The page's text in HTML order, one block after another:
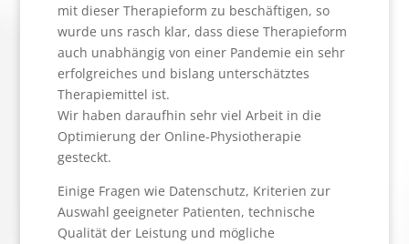
mit dieser Therapieform zu beschäftigen, so
wurde uns rasch klar, dass diese Therapieform
auch unabhängig von einer Pandemie ein sehr
erfolgreiches und bislang unterschätztes
Therapiemittel ist.
Wir haben daraufhin sehr viel Arbeit in die
Optimierung der Online-Physiotherapie
gesteckt.
Einige Fragen wie Datenschutz, Kriterien zur
Auswahl geeigneter Patienten, technische
Qualität der Leistung und mögliche